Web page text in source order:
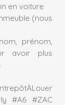
en voiture
(nous
prénom,
avoir plus
#A6 #ZAC